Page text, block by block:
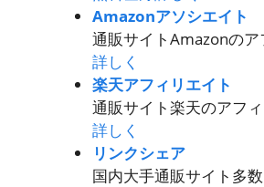
Amazonアソシエイト
通販サイトAmazonのア
詳しく
楽天アフィリエイト
通販サイト楽天のアフ
詳しく
リンクシェア
国内大手通販サイト多数